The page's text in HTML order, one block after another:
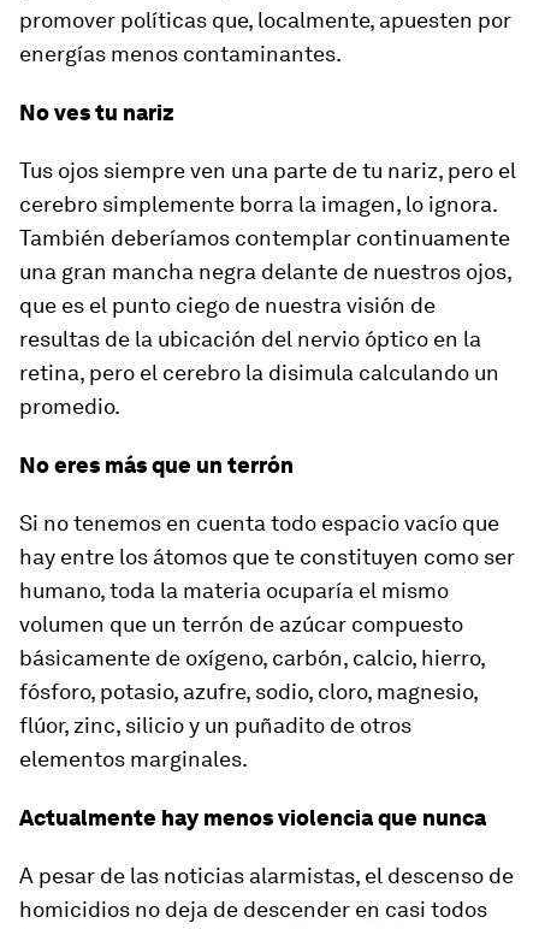
promover políticas que, localmente, apuesten por
energías menos contaminantes.
No ves tu nariz
Tus ojos siempre ven una parte de tu nariz, pero el
cerebro simplemente borra la imagen, lo ignora.
También deberíamos contemplar continuamente
una gran mancha negra delante de nuestros ojos,
que es el punto ciego de nuestra visión de
resultas de la ubicación del nervio óptico en la
retina, pero el cerebro la disimula calculando un
promedio.
No eres más que un terrón
Si no tenemos en cuenta todo espacio vacío que
hay entre los átomos que te constituyen como ser
humano, toda la materia ocuparía el mismo
volumen que un terrón de azúcar compuesto
básicamente de oxígeno, carbón, calcio, hierro,
fósforo, potasio, azufre, sodio, cloro, magnesio,
flúor, zinc, silicio y un puñadito de otros
elementos marginales.
Actualmente hay menos violencia que nunca
A pesar de las noticias alarmistas, el descenso de
homicidios no deja de descender en casi todos